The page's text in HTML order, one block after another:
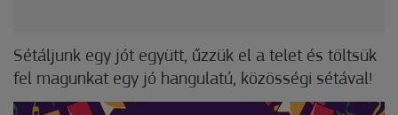
Sétáljunk egy jót együtt, űzzük el a telet és töltsük
fel magunkat egy jó hangulatú, közösségi sétával!